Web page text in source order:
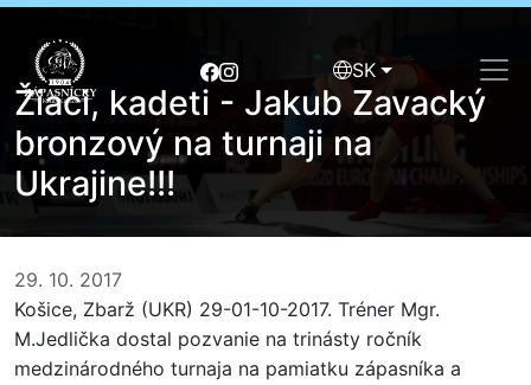
SK
Žiaci, kadeti - Jakub Zavacký
bronzový na turnaji na
Ukrajine!!!
29. 10. 2017
Košice, Zbarž (UKR) 29-01-10-2017. Tréner Mgr.
M.Jedlička dostal pozvanie na trinásty ročník
medzinárodného turnaja na pamiatku zápasníka a